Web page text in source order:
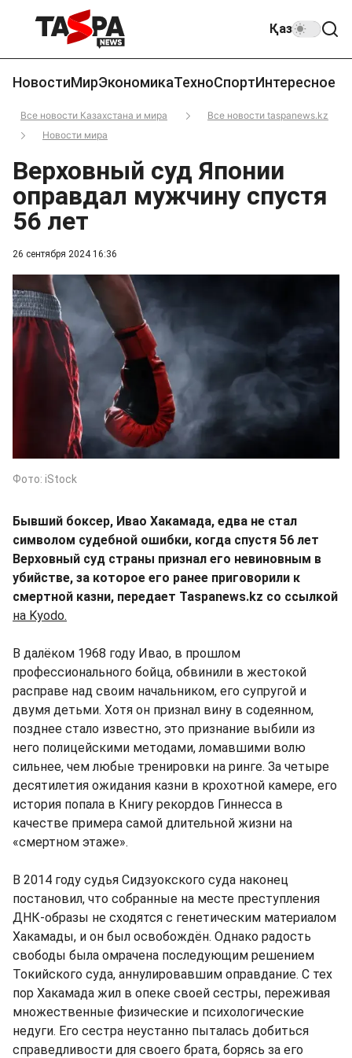
Қаз
НовостиМирЭкономикаТехноСпортИнтересное
Все новости Казахстана и мира
Все новости taspanews.kz
Новости мира
26 сентября 2024 16:36
Верховный суд Японии
оправдал мужчину спустя
56 лет
Фото: iStock
Бывший боксер, Ивао Хакамада, едва не стал
символом судебной ошибки, когда спустя 56 лет
Верховный суд страны признал его невиновным в
убийстве, за которое его ранее приговорили к
смертной казни, передает Taspanews.kz со ссылкой
на Kyodo.
В далёком 1968 году Ивао, в прошлом
профессионального бойца, обвинили в жестокой
расправе над своим начальником, его супругой и
двумя детьми. Хотя он признал вину в содеянном,
позднее стало известно, это признание выбили из
него полицейскими методами, ломавшими волю
сильнее, чем любые тренировки на ринге. За четыре
десятилетия ожидания казни в крохотной камере, его
история попала в Книгу рекордов Гиннесса в
качестве примера самой длительной жизни на
«смертном этаже».
В 2014 году судья Сидзуокского суда наконец
постановил, что собранные на месте преступления
ДНК-образы не сходятся с генетическим материалом
Хакамады, и он был освобождён. Однако радость
свободы была омрачена последующим решением
Токийского суда, аннулировавшим оправдание. С тех
пор Хакамада жил в опеке своей сестры, переживая
множественные физические и психологические
недуги. Его сестра неустанно пыталась добиться
справедливости для своего брата, борясь за его